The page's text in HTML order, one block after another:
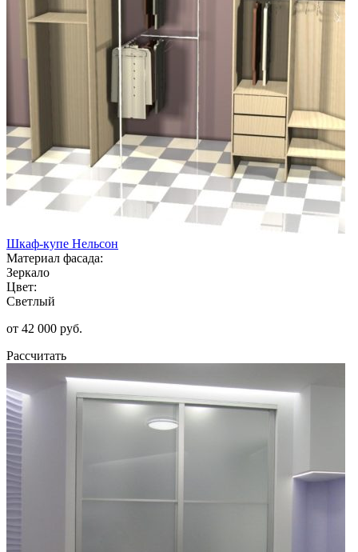
Шкаф-купе Нельсон
Материал фасада:
Зеркало
Цвет:
Светлый
от 42 000 руб.
Рассчитать